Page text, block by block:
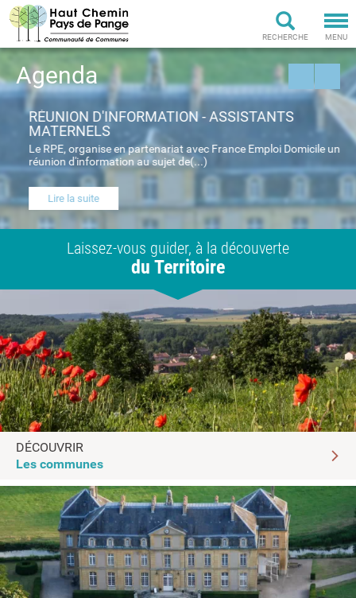
MENU
RECHERCHE
Agenda
RÉUNION D'INFORMATION - ASSISTANTS
MATERNELS
Le RPE, organise en partenariat avec France Emploi Domicile une
réunion d'information au sujet de(...)
Lire la suite
Previous
Next
Laissez-vous guider, à la découverte
du Territoire
DÉCOUVRIR
Les communes